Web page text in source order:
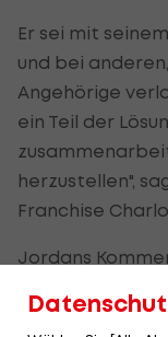
Er sei mit
und bei
Angehörige
ein Teil der
herzustellen",
Franchise
Jordans
Proteste über